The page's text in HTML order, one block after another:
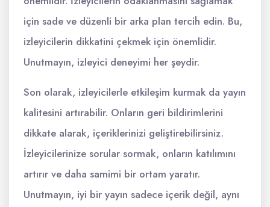
için sade ve düzenli bir arka plan tercih edin. Bu,
izleyicilerin dikkatini çekmek için önemlidir.
Unutmayın, izleyici deneyimi her şeydir.
Son olarak, izleyicilerle etkileşim kurmak da yayın
kalitesini artırabilir. Onların geri bildirimlerini
dikkate alarak, içeriklerinizi geliştirebilirsiniz.
İzleyicilerinize sorular sormak, onların katılımını
artırır ve daha samimi bir ortam yaratır.
Unutmayın, iyi bir yayın sadece içerik değil, aynı